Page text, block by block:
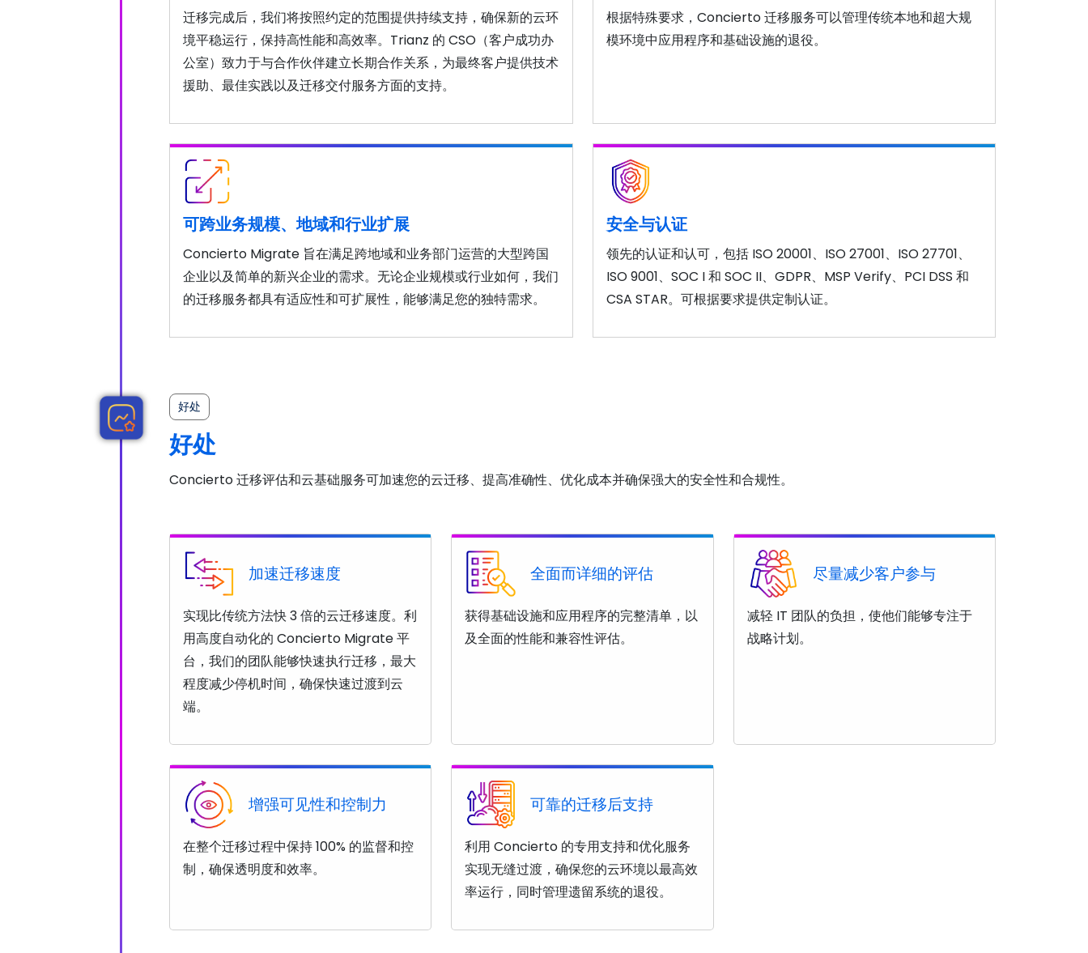
迁移完成后，我们将按照约定的范围提供持续支持，确保新的云环
境平稳运行，保持高性能和高效率。Trianz 的 CSO（客户成功办
公室）致力于与合作伙伴建立长期合作关系，为最终客户提供技术
援助、最佳实践以及迁移交付服务方面的支持。
根据特殊要求，Concierto 迁移服务可以管理传统本地和超大规
模环境中应用程序和基础设施的退役。
可跨业务规模、地域和行业扩展
Concierto Migrate 旨在满足跨地域和业务部门运营的大型跨国
企业以及简单的新兴企业的需求。无论企业规模或行业如何，我们
的迁移服务都具有适应性和可扩展性，能够满足您的独特需求。
安全与认证
领先的认证和认可，包括 ISO 20001、ISO 27001、ISO 27701、
ISO 9001、SOC I 和 SOC II、GDPR、MSP Verify、PCI DSS 和
CSA STAR。可根据要求提供定制认证。
好处
好处
Concierto 迁移评估和云基础服务可加速您的云迁移、提高准确性、优化成本并确保强大的安全性和合规性。
加速迁移速度
实现比传统方法快 3 倍的云迁移速度。利
用高度自动化的 Concierto Migrate 平
台，我们的团队能够快速执行迁移，最大
程度减少停机时间，确保快速过渡到云
端。
全面而详细的评估
获得基础设施和应用程序的完整清单，以
及全面的性能和兼容性评估。
尽量减少客户参与
减轻 IT 团队的负担，使他们能够专注于
战略计划。
增强可见性和控制力
在整个迁移过程中保持 100% 的监督和控
制，确保透明度和效率。
可靠的迁移后支持
利用 Concierto 的专用支持和优化服务
实现无缝过渡，确保您的云环境以最高效
率运行，同时管理遗留系统的退役。